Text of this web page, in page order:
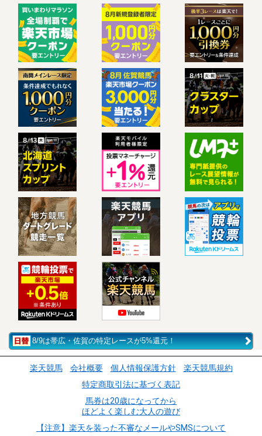
8/9は帯広・佐賀の特定レースが5%還元！
楽天競馬 会社概要 個人情報保護方針
楽天競馬規約
特定商取引法に基づく表記
馬券は20歳になってから
ほどよく楽しむ大人の遊び
【注意】楽天を装った不審なメールやSMSについて